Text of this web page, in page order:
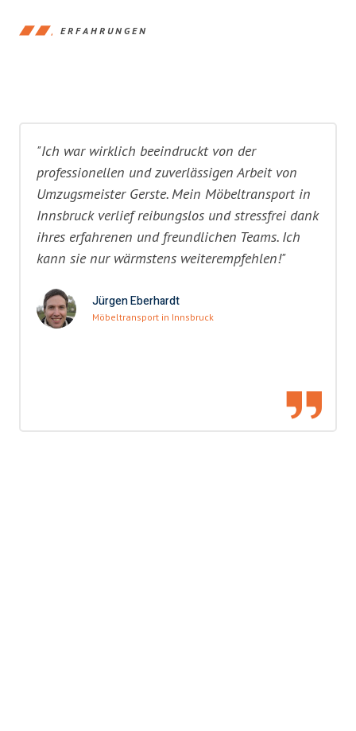
ERFAHRUNGEN
"Ich war wirklich beeindruckt von der
professionellen und zuverlässigen Arbeit von
Umzugsmeister Gerste. Mein Möbeltransport in
Innsbruck verlief reibungslos und stressfrei dank
ihres erfahrenen und freundlichen Teams. Ich
kann sie nur wärmstens weiterempfehlen!"
Jürgen Eberhardt
Möbeltransport in Innsbruck